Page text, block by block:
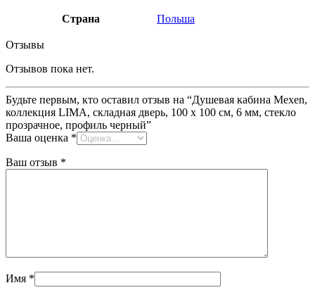
Страна Польша
Отзывы
Отзывов пока нет.
Будьте первым, кто оставил отзыв на “Душевая кабина Mexen,
коллекция LIMA, складная дверь, 100 x 100 см, 6 мм, стекло
прозрачное, профиль черный”
Ваша оценка *
Ваш отзыв *
Имя *